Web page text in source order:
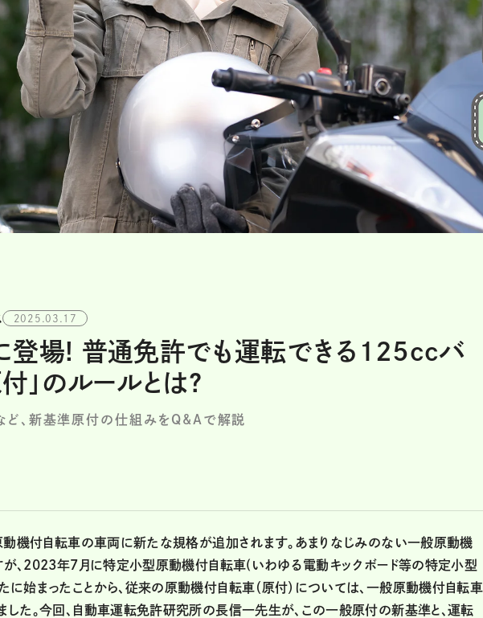
2025.03.17
場! 普通免許でも運転できる125ccバ
」のルールとは?
ど、新基準原付の仕組みをQ&Aで解説
機付自転車の車両に新たな規格が追加されます。あまりなじみのない一般原動機
が、2023年7月に特定小型原動機付自転車(いわゆる電動キックボード等の特定小型
に始まったことから、従来の原動機付自転車（原付）については、一般原動機付自転車
した。今回、自動車運転免許研究所の長信一先生が、この一般原付の新基準と、運転